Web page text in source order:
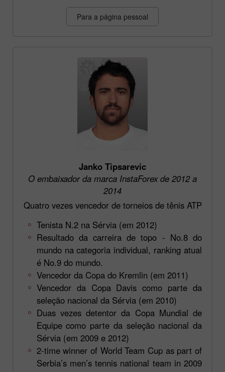
Para a página pessoal
Janko Tipsarevic
O embaixador da marca InstaForex de 2012 a
2014
Quatro vezes vencedor de torneios de tênis ATP
Tenista N.2 na Sérvia (em 2012)
Resultado da carreira de topo - No.8 do
mundo na categoria individual, ranking atual
é No.9 do mundo.
Vencedor da Copa do Kremlin (em 2011)
Vencedor da Copa Davis como parte da
seleção nacional da Sérvia (em 2010)
Duas vezes detentor da Copa Mundial de
Equipe como parte da seleção nacional da
Sérvia (em 2009 e 2012)
2-time winner of World Team Cup as part of
Serbia’s men’s tennis national team in 2009